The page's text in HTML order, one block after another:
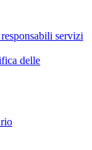
servizi
delle